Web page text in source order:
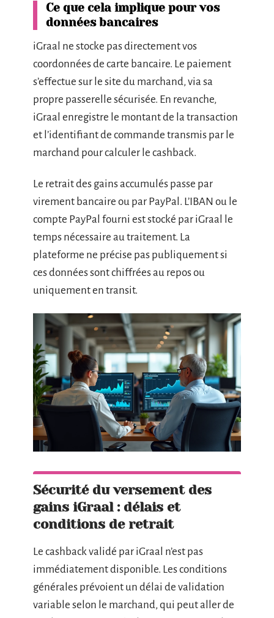
Ce que cela implique pour vos
données bancaires
iGraal ne stocke pas directement vos
coordonnées de carte bancaire. Le paiement
s’effectue sur le site du marchand, via sa
propre passerelle sécurisée. En revanche,
iGraal enregistre le montant de la transaction
et l’identifiant de commande transmis par le
marchand pour calculer le cashback.
Le retrait des gains accumulés passe par
virement bancaire ou par PayPal. L’IBAN ou le
compte PayPal fourni est stocké par iGraal le
temps nécessaire au traitement. La
plateforme ne précise pas publiquement si
ces données sont chiffrées au repos ou
uniquement en transit.
Sécurité du versement des
gains iGraal : délais et
conditions de retrait
Le cashback validé par iGraal n’est pas
immédiatement disponible. Les conditions
générales prévoient un délai de validation
variable selon le marchand, qui peut aller de